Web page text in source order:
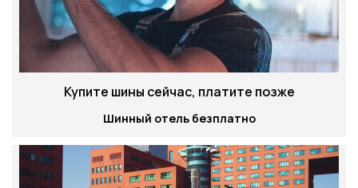
Купите шины сейчас, платите позже
Шинный отель безплатно